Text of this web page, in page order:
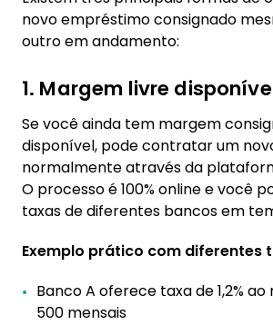
novo empréstimo consignado
outro em andamento:
1. Margem livre
Se você ainda tem margem
disponível, pode contratar um
normalmente através da
O processo é 100% online e você
taxas de diferentes bancos em
Exemplo prático com diferentes
Banco A oferece taxa de 1,2% ao
500 mensais